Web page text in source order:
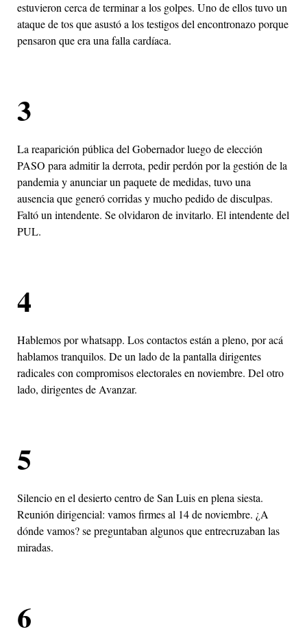
estuvieron cerca de terminar a los golpes. Uno de ellos tuvo un
ataque de tos que asustó a los testigos del encontronazo porque
pensaron que era una falla cardíaca.
3
La reaparición pública del Gobernador luego de elección
PASO para admitir la derrota, pedir perdón por la gestión de la
pandemia y anunciar un paquete de medidas, tuvo una
ausencia que generó corridas y mucho pedido de disculpas.
Faltó un intendente. Se olvidaron de invitarlo. El intendente del
PUL.
4
Hablemos por whatsapp. Los contactos están a pleno, por acá
hablamos tranquilos. De un lado de la pantalla dirigentes
radicales con compromisos electorales en noviembre. Del otro
lado, dirigentes de Avanzar.
5
Silencio en el desierto centro de San Luis en plena siesta.
Reunión dirigencial: vamos firmes al 14 de noviembre. ¿A
dónde vamos? se preguntaban algunos que entrecruzaban las
miradas.
6